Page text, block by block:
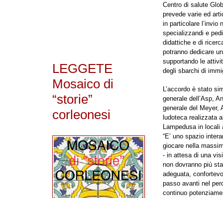
Centro di salute
prevede varie ed
in particolare l’invio
specializzandi e
didattiche e di
potranno dedicare
supportando le
degli sbarchi di
L’accordo è stato
generale dell’Asp,
generale del Meyer,
ludoteca realizzata
Lampedusa in
“E’ uno spazio
giocare nella
- in attesa di una
non dovranno più
adeguata,
passo avanti nel
continuo
LEGGETE
Mosaico di
“storie”
corleonesi